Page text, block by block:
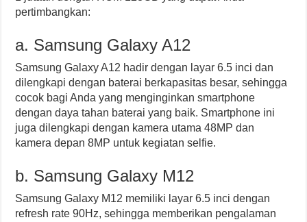
pertimbangkan:
a. Samsung Galaxy A12
Samsung Galaxy A12 hadir dengan layar 6.5 inci dan
dilengkapi dengan baterai berkapasitas besar, sehingga
cocok bagi Anda yang menginginkan smartphone
dengan daya tahan baterai yang baik. Smartphone ini
juga dilengkapi dengan kamera utama 48MP dan
kamera depan 8MP untuk kegiatan selfie.
b. Samsung Galaxy M12
Samsung Galaxy M12 memiliki layar 6.5 inci dengan
refresh rate 90Hz, sehingga memberikan pengalaman